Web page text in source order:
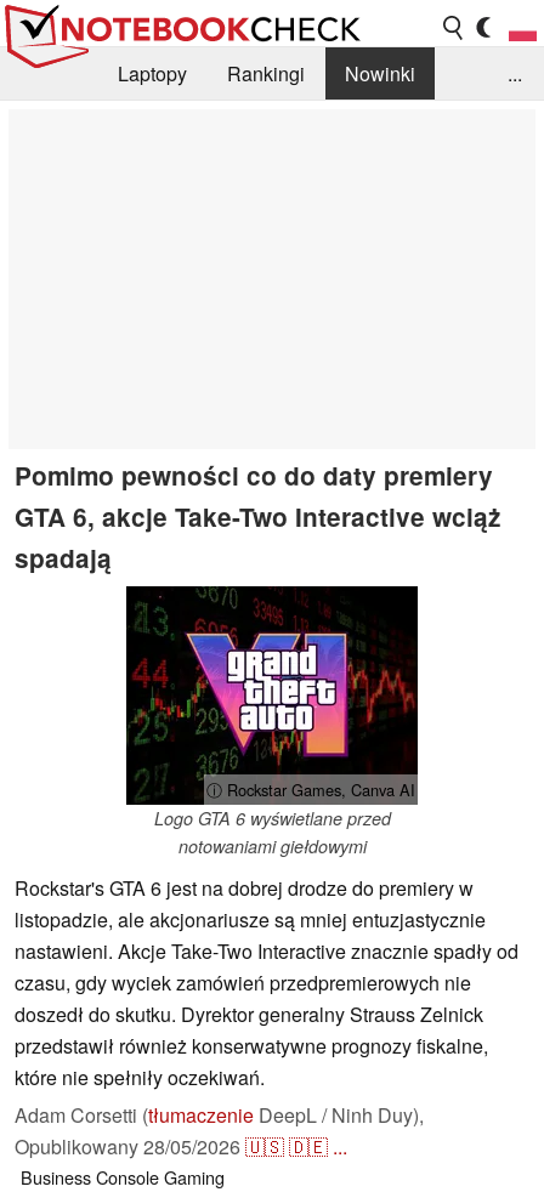
Laptopy Rankingi
Nowinki
...
Pomimo pewności co do daty premiery
GTA 6, akcje Take-Two Interactive wciąż
spadają
ⓘ Rockstar Games, Canva AI
Logo GTA 6 wyświetlane przed
notowaniami giełdowymi
Rockstar's GTA 6 jest na dobrej drodze do premiery w
listopadzie, ale akcjonariusze są mniej entuzjastycznie
nastawieni. Akcje Take-Two Interactive znacznie spadły od
czasu, gdy wyciek zamówień przedpremierowych nie
doszedł do skutku. Dyrektor generalny Strauss Zelnick
przedstawił również konserwatywne prognozy fiskalne,
które nie spełniły oczekiwań.
Adam Corsetti (tłumaczenie DeepL / Ninh Duy),
Opublikowany28/05/2026🇺🇸🇩🇪 ...
BusinessConsoleGaming